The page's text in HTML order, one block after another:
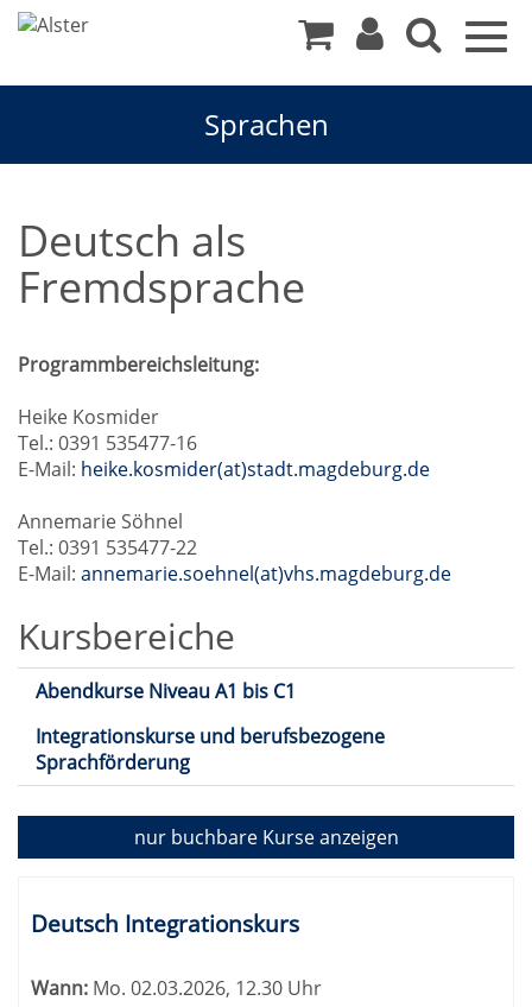
Sprachen
Deutsch als
Fremdsprache
Programmbereichsleitung:
Heike Kosmider
Tel.: 0391 535477-16
E-Mail: heike.kosmider(at)stadt.magdeburg.de
Annemarie Söhnel
Tel.: 0391 535477-22
E-Mail: annemarie.soehnel(at)vhs.magdeburg.de
Kursbereiche
Abendkurse Niveau A1 bis C1
Integrationskurse und berufsbezogene
Sprachförderung
nur buchbareKurse anzeigen
Tabellenüberschriften
können
werden.
Deutsch Integrationskurs
Wann: Mo. 02.03.2026, 12.30 Uhr